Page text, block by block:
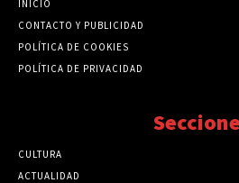
INICIO
CONTACTO Y PUBLICIDAD
POLÍTICA DE COOKIES
POLÍTICA DE PRIVACIDAD
CULTURA
ACTUALIDAD